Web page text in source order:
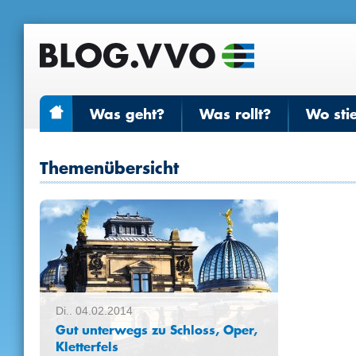
Was geht? Was rollt? Wo
Themenübersicht
Di.. 04.02.2014
Gut unterwegs zu Schloss, Oper,
Kletterfels